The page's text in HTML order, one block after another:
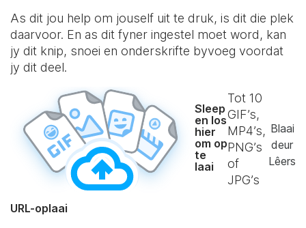
As dit jou help om jouself uit te druk, is dit die plek
daarvoor. En as dit fyner ingestel moet word, kan
jy dit knip, snoei en onderskrifte byvoeg voordat
jy dit deel.
Sleep
en los
hier
om op
te
laai
Tot10
GIF’s,
MP4’s,
PNG’s
of
JPG’s
Blaai
deur
Lêers
URL-oplaai